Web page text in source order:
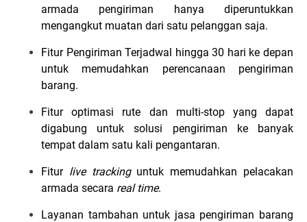
armada pengiriman hanya diperuntukkan
mengangkut muatan dari satu pelanggan saja.
Fitur Pengiriman Terjadwal hingga 30 hari ke depan
untuk memudahkan perencanaan pengiriman
barang.
Fitur optimasi rute dan multi-stop yang dapat
digabung untuk solusi pengiriman ke banyak
tempat dalam satu kali pengantaran.
Fitur live tracking untuk memudahkan pelacakan
armada secara real time.
Layanan tambahan untuk jasa pengiriman barang